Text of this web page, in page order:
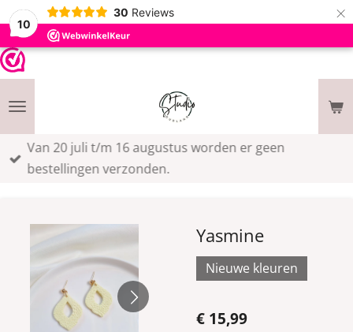
10
30 Reviews ×
Van 20 juli t/m 16 augustus worden er geen
bestellingen verzonden.
Yasmine
Nieuwe kleuren
€ 15,99